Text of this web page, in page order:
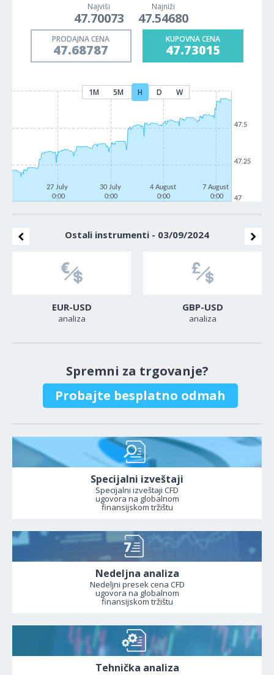
Najviši
47.70073
Najniži
47.54680
PRODAJNA CENA
47.68787
KUPOVNA CENA
47.73015
1M 5M H D W
27 July
0:00
30 July
0:00
4 August
0:00
7 August
0:00
47
47.25
47.5
Ostali instrumenti - 03/09/2024
EUR-USD
analiza
GBP-USD
analiza
Spremni za trgovanje?
Probajte besplatno odmah
Specijalni izveštaji
Specijalni izveštaji CFD
ugovora na globalnom
finansijskom tržištu
Nedeljna analiza
Nedeljni presek cena CFD
ugovora na globalnom
finansijskom tržištu
Tehnička analiza